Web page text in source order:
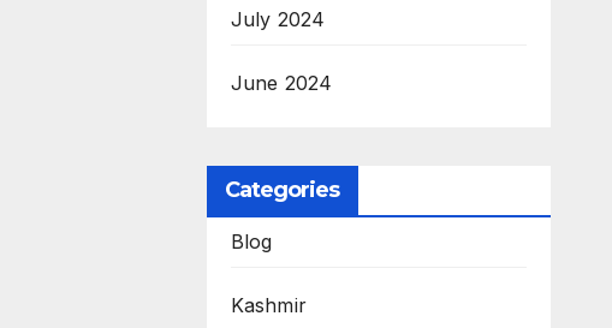
July 2024
June 2024
Categories
Blog
Kashmir